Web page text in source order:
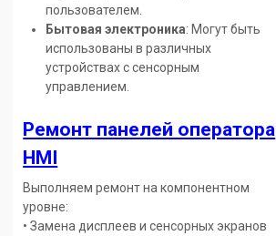
пользователем.
Бытовая электроника: Могут быть
использованы в различных
устройствах с сенсорным
управлением.
Ремонт панелей оператора
HMI
Выполняем ремонт на компонентном
уровне:
• Замена дисплеев и сенсорных экранов